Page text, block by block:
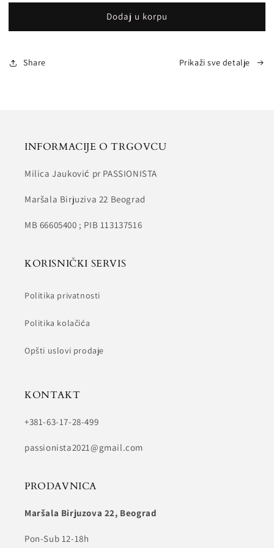
za
za
EMERALDDodaj u korpu
Share Prikaži sve detalje
INFORMACIJE O TRGOVCU
Milica Jauković pr PASSIONISTA
Maršala Birjuziva 22 Beograd
MB 66605400 ; PIB 113137516
KORISNIČKI SERVIS
Politika privatnosti
Politika kolačića
Opšti uslovi prodaje
KONTAKT
+381-63-17-28-499
passionista2021@gmail.com
PRODAVNICA
Maršala Birjuzova 22, Beograd
Pon-Sub 12-18h